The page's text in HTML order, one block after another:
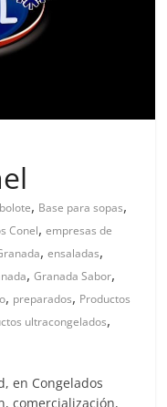
, Base para sopas,
Conel,empresas de
,ensaladas,
,Granada Sabor,
, preparados, Productos
ultracongelados,
en Congelados
comercialización,